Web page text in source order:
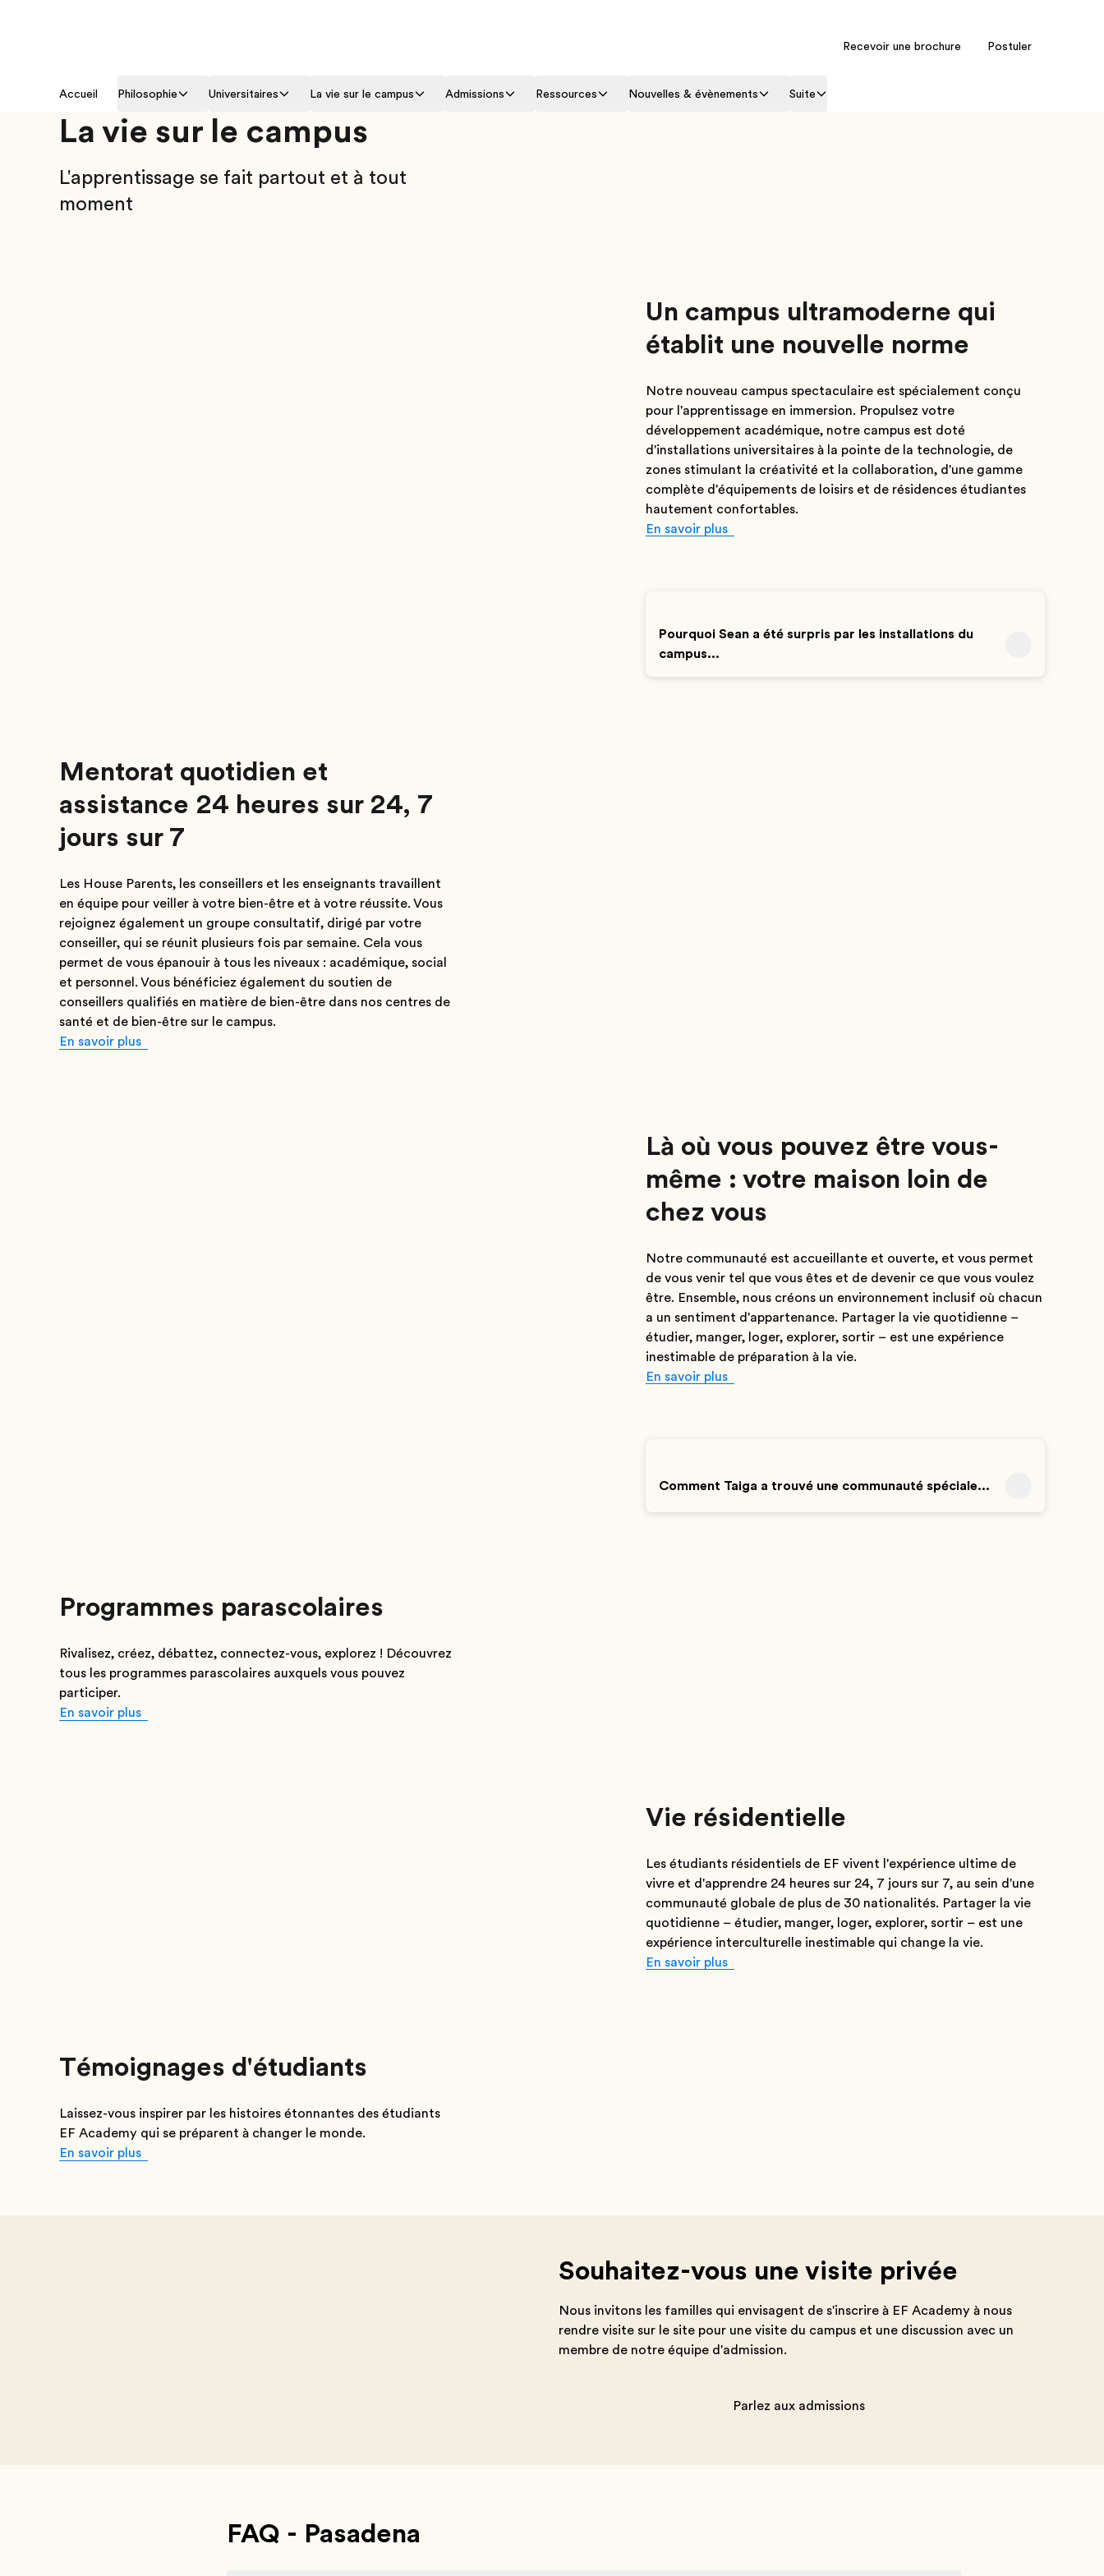
Recevoir une brochure Postuler
Accueil Philosophie Universitaires La vie sur le campus Admissions Ressources Nouvelles & évènements Suite
La vie sur le campus
L'apprentissage se fait partout et à tout
moment
Un campus ultramoderne qui
établit une nouvelle norme
Notre nouveau campus spectaculaire est spécialement conçu
pour l'apprentissage en immersion. Propulsez votre
développement académique, notre campus est doté
d'installations universitaires à la pointe de la technologie, de
zones stimulant la créativité et la collaboration, d'une gamme
complète d'équipements de loisirs et de résidences étudiantes
hautement confortables.
En savoir plus
Pourquoi Sean a été surpris par les installations du
campus...
Mentorat quotidien et
assistance 24 heures sur 24, 7
jours sur 7
Les House Parents, les conseillers et les enseignants travaillent
en équipe pour veiller à votre bien-être et à votre réussite. Vous
rejoignez également un groupe consultatif, dirigé par votre
conseiller, qui se réunit plusieurs fois par semaine. Cela vous
permet de vous épanouir à tous les niveaux : académique, social
et personnel. Vous bénéficiez également du soutien de
conseillers qualifiés en matière de bien-être dans nos centres de
santé et de bien-être sur le campus.
En savoir plus
Là où vous pouvez être vous-
même : votre maison loin de
chez vous
Notre communauté est accueillante et ouverte, et vous permet
de vous venir tel que vous êtes et de devenir ce que vous voulez
être. Ensemble, nous créons un environnement inclusif où chacun
a un sentiment d'appartenance. Partager la vie quotidienne –
étudier, manger, loger, explorer, sortir – est une expérience
inestimable de préparation à la vie.
En savoir plus
Comment Taiga a trouvé une communauté spéciale...
Programmes parascolaires
Rivalisez, créez, débattez, connectez-vous, explorez ! Découvrez
tous les programmes parascolaires auxquels vous pouvez
participer.
En savoir plus
Vie résidentielle
Les étudiants résidentiels de EF vivent l'expérience ultime de
vivre et d'apprendre 24 heures sur 24, 7 jours sur 7, au sein d'une
communauté globale de plus de 30 nationalités. Partager la vie
quotidienne – étudier, manger, loger, explorer, sortir – est une
expérience interculturelle inestimable qui change la vie.
En savoir plus
Témoignages d'étudiants
Laissez-vous inspirer par les histoires étonnantes des étudiants
EF Academy qui se préparent à changer le monde.
En savoir plus
Souhaitez-vous une visite privée
Nous invitons les familles qui envisagent de s'inscrire à EF Academy à nous
rendre visite sur le site pour une visite du campus et une discussion avec un
membre de notre équipe d'admission.
Parlez aux admissions
FAQ - Pasadena